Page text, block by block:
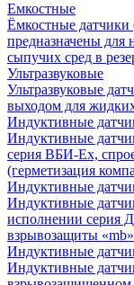
Емкостные
Ёмкостные датчики
предназначены для
сыпучих сред в
Ультразвуковые
Ультразвуковые
выходом для
Индуктивные
Индуктивные
серия ВБИ-Ех,
(герметизация
Индуктивные
Индуктивные
исполнении серия
взрывозащиты
Индуктивные
Индуктивные